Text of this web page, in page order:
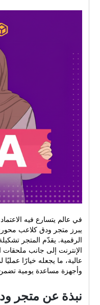
في عالم يتسارع فيه
يبرز متجر ودق كلاعب
الرقمية. يقدّم المتجر
الإنترنت إلى جانب
عالية، ما يجعله خيارًا
وأجهزة مساعدة يومية
نبذة عن متجر